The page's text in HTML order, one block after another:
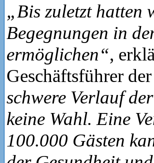
„Bis zuletzt hatten
Begegnungen in
ermöglichen“,
Geschäftsführer
schwere Verlauf
keine Wahl. Eine
100.000 Gästen